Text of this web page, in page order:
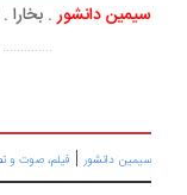
دانشور. بخارا . 1403...............
دانشور| فیلم، صوت و تصویر|